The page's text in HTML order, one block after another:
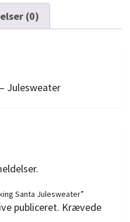
(0)
Julesweater
Santa Julesweater”
publiceret. Krævede